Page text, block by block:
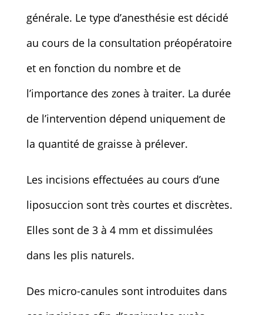
générale. Le type d’anesthésie est décidé
au cours de la consultation préopératoire
et en fonction du nombre et de
l’importance des zones à traiter. La durée
de l’intervention dépend uniquement de
la quantité de graisse à prélever.
Les incisions effectuées au cours d’une
liposuccion sont très courtes et discrètes.
Elles sont de 3 à 4 mm et dissimulées
dans les plis naturels.
Des micro-canules sont introduites dans